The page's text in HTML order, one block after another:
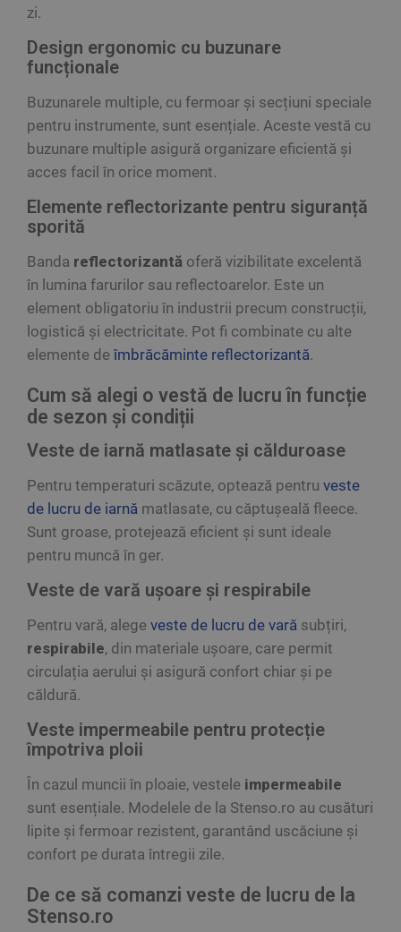
zi.
Design ergonomic cu buzunare
funcționale
Buzunarele multiple, cu fermoar și secțiuni speciale
pentru instrumente, sunt esențiale. Aceste vestă cu
buzunare multiple asigură organizare eficientă și
acces facil în orice moment.
Elemente reflectorizante pentru siguranță
sporită
Banda reflectorizantă oferă vizibilitate excelentă
în lumina farurilor sau reflectoarelor. Este un
element obligatoriu în industrii precum construcții,
logistică și electricitate. Pot fi combinate cu alte
elemente de îmbrăcăminte reflectorizantă.
Cum să alegi o vestă de lucru în funcție
de sezon și condiții
Veste de iarnă matlasate și călduroase
Pentru temperaturi scăzute, optează pentru veste
de lucru de iarnă matlasate, cu căptușeală fleece.
Sunt groase, protejează eficient și sunt ideale
pentru muncă în ger.
Veste de vară ușoare și respirabile
Pentru vară, alege veste de lucru de vară subțiri,
respirabile, din materiale ușoare, care permit
circulația aerului și asigură confort chiar și pe
căldură.
Veste impermeabile pentru protecție
împotriva ploii
În cazul muncii în ploaie, vestele impermeabile
sunt esențiale. Modelele de la Stenso.ro au cusături
lipite și fermoar rezistent, garantând uscăciune și
confort pe durata întregii zile.
De ce să comanzi veste de lucru de la
Stenso.ro